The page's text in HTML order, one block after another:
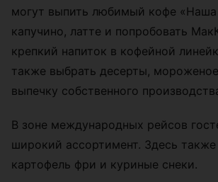
могут выпить любимый кофе «Наша
капучино, латте и попробовать
крепкий напиток в кофейной
также выбрать десерты,
выпечку собственного
В зоне международных рейсов
широкий ассортимент. Здесь также
картофель фри и куриные снеки.